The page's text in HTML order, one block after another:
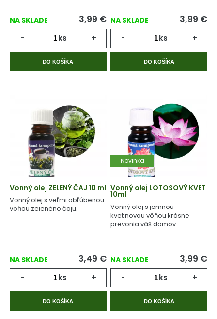
NA SKLADE 3,99 €
- ks +
DO KOŠÍKA
NA SKLADE 3,99 €
- ks +
DO KOŠÍKA
Vonný olej ZELENÝ ČAJ 10 ml
Vonný olej s veľmi obľúbenou
vôňou zeleného čaju.
NA SKLADE 3,49 €
- ks +
DO KOŠÍKA
Novinka
Vonný olej LOTOSOVÝ KVET
10ml
Vonný olej s jemnou
kvetinovou vôňou krásne
prevonia váš domov.
NA SKLADE 3,99 €
- ks +
DO KOŠÍKA